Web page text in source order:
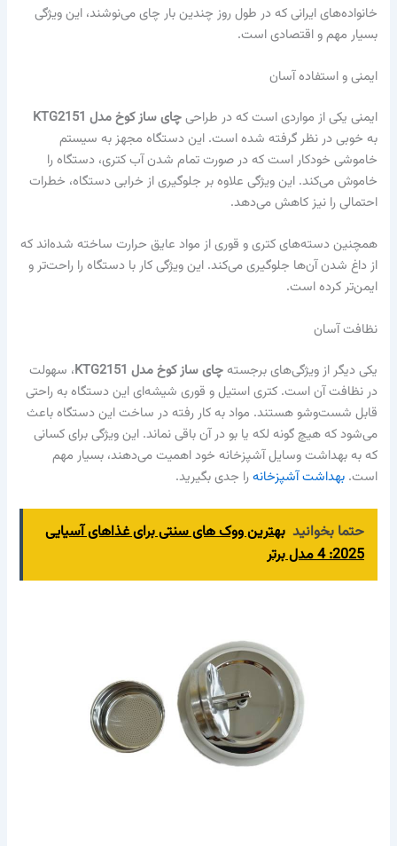
خانواده‌های ایرانی که در طول روز چندین بار چای می‌نوشند، این ویژگی
بسیار مهم و اقتصادی است.
ایمنی و استفاده آسان
ایمنی یکی از مواردی است که در طراحیچای ساز کوخ مدل KTG2151
به خوبی در نظر گرفته شده است. این دستگاه مجهز به سیستم
خاموشی خودکار است که در صورت تمام شدن آب کتری، دستگاه را
خاموش می‌کند. این ویژگی علاوه بر جلوگیری از خرابی دستگاه، خطرات
احتمالی را نیز کاهش می‌دهد.
همچنین دسته‌های کتری و قوری از مواد عایق حرارت ساخته شده‌اند که
از داغ شدن آن‌ها جلوگیری می‌کند. این ویژگی کار با دستگاه را راحت‌تر و
ایمن‌تر کرده است.
نظافت آسان
یکی دیگر از ویژگی‌های برجستهچای ساز کوخ مدل KTG2151
، سهولت
در نظافت آن است. کتری استیل و قوری شیشه‌ای این دستگاه به راحتی
قابل شست‌وشو هستند. مواد به کار رفته در ساخت این دستگاه باعث
می‌شود که هیچ گونه لکه یا بو در آن باقی نماند. این ویژگی برای کسانی
که به بهداشت وسایل آشپزخانه خود اهمیت می‌دهند، بسیار مهم
است.بهداشت آشپزخانهرا جدی بگیرید.
حتما بخوانید بهترین ووک های سنتی برای غذاهای آسیایی
2025: 4 مدل برتر